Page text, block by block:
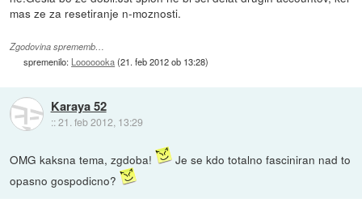
mas ze za resetiranje n-moznosti.
Zgodovina sprememb…
spremenilo: Looooooka(21. feb 2012 ob 13:28)
Karaya 52
::21. feb 2012, 13:29
OMG kaksna tema, zgdoba!
Je se kdo totalno fasciniran nad to
opasno gospodicno?